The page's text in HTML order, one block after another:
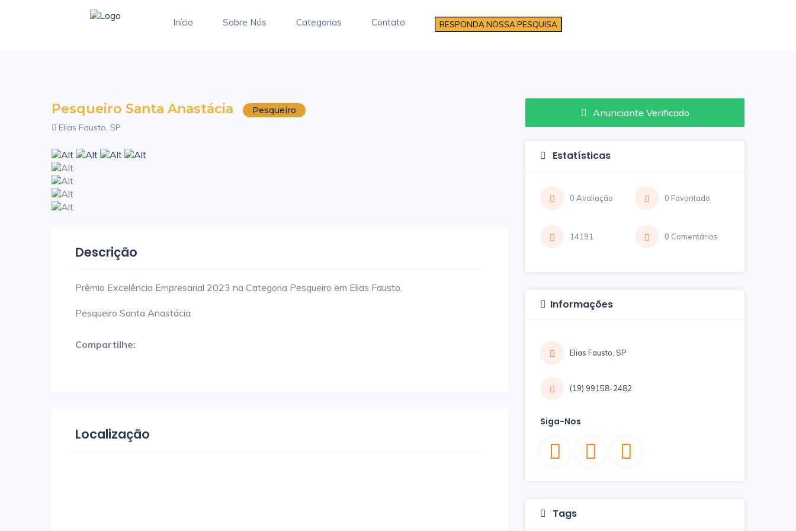
Início Sobre Nós Categorias Contato RESPONDA NOSSA PESQUISA
Pesqueiro Santa Anastácia
Pesqueiro
Elias Fausto, SP
Descrição
Prêmio Excelência Empresarial 2023 na Categoria Pesqueiro em Elias Fausto.
Pesqueiro Santa Anastácia
Compartilhe:
Localização
Anunciante Verificado
Estatísticas
0 Avaliação 0 Favoritado
14191 0 Comentários
Informações
Elias Fausto, SP
(19) 99158-2482
Siga-Nos
Tags